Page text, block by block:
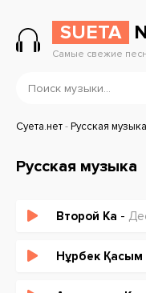
SUETA
Самые свежие
Суета.нет-Русская музыка
Русская музыка
Второй Ка -
Нұрбек Қасым